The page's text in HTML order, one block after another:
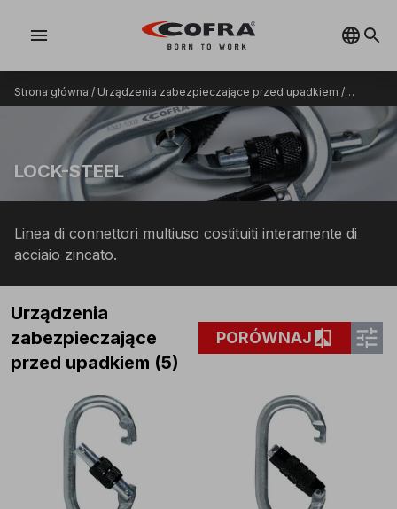
menu
Strona główna / Urządzenia zabezpieczające przed upadkiem /
LOCK-STEEL
LOCK-STEEL
Linea di connettori multiuso costituiti interamente di
acciaio zincato.
Urządzenia
zabezpieczające
przed upadkiem (5)
PORÓWNAJcompare tune